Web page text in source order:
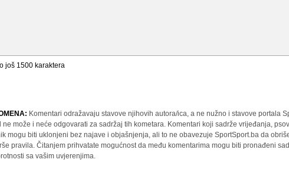
još 1500 karaktera
Komentari odražavaju stavove njihovih autora/ica, a ne nužno i stavove portala
ne može i neće odgovarati za sadržaj tih kometara. Komentari koji sadrže vrijeđanja,
mogu biti uklonjeni bez najave i objašnjenja, ali to ne obavezuje SportSport.ba da
pravila. Čitanjem prihvatate mogućnost da među komentarima mogu biti pronađeni
sa vašim uvjerenjima.